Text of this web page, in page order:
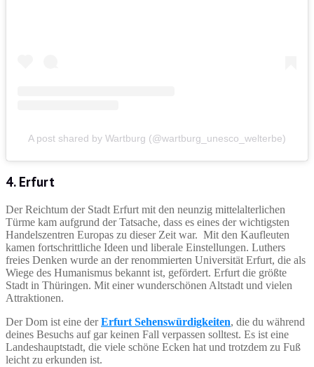
A post shared by Wartburg (@wartburg_unesco_welterbe)
4. Erfurt
Der Reichtum der Stadt Erfurt mit den neunzig mittelalterlichen
Türme kam aufgrund der Tatsache, dass es eines der wichtigsten
Handelszentren Europas zu dieser Zeit war. Mit den Kaufleuten
kamen fortschrittliche Ideen und liberale Einstellungen. Luthers
freies Denken wurde an der renommierten Universität Erfurt, die als
Wiege des Humanismus bekannt ist, gefördert. Erfurt die größte
Stadt in Thüringen. Mit einer wunderschönen Altstadt und vielen
Attraktionen.
Der Dom ist eine derErfurt Sehenswürdigkeiten, die du während
deines Besuchs auf gar keinen Fall verpassen solltest. Es ist eine
Landeshauptstadt, die viele schöne Ecken hat und trotzdem zu Fuß
leicht zu erkunden ist.